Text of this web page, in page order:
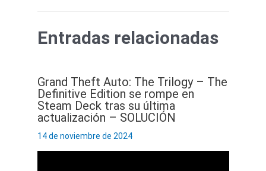
Entradas relacionadas
Grand Theft Auto: The Trilogy – The
Definitive Edition se rompe en
Steam Deck tras su última
actualización – SOLUCIÓN
14 de noviembre de 2024